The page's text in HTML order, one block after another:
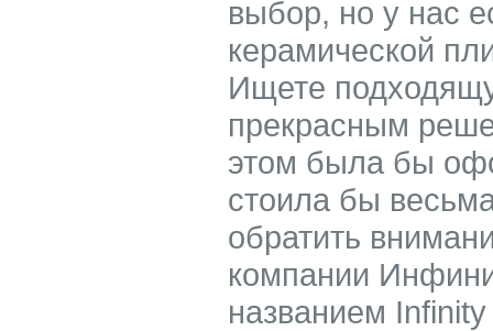
выбор, но у нас
керамической
Ищете
прекрасным
этом была бы
стоила бы
обратить
компании
названием